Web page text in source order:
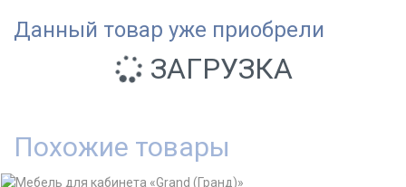
Данный товар уже приобрели
ЗАГРУЗКА
Похожие товары